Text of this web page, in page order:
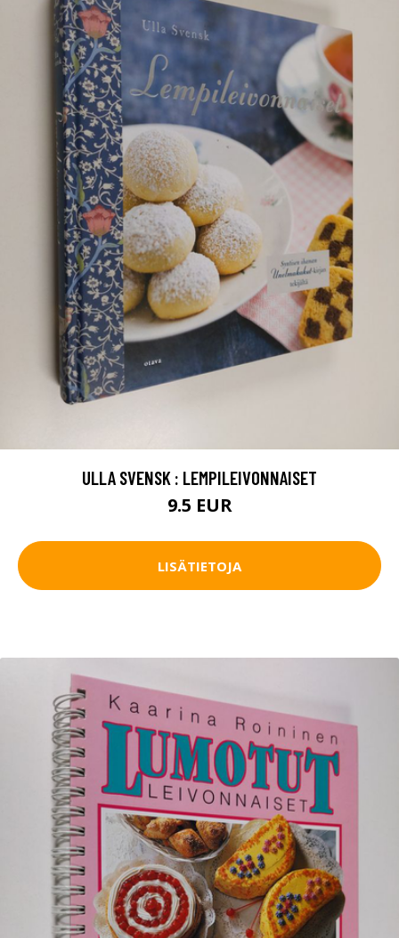
ULLA SVENSK : LEMPILEIVONNAISET
9.5 EUR
LISÄTIETOJA